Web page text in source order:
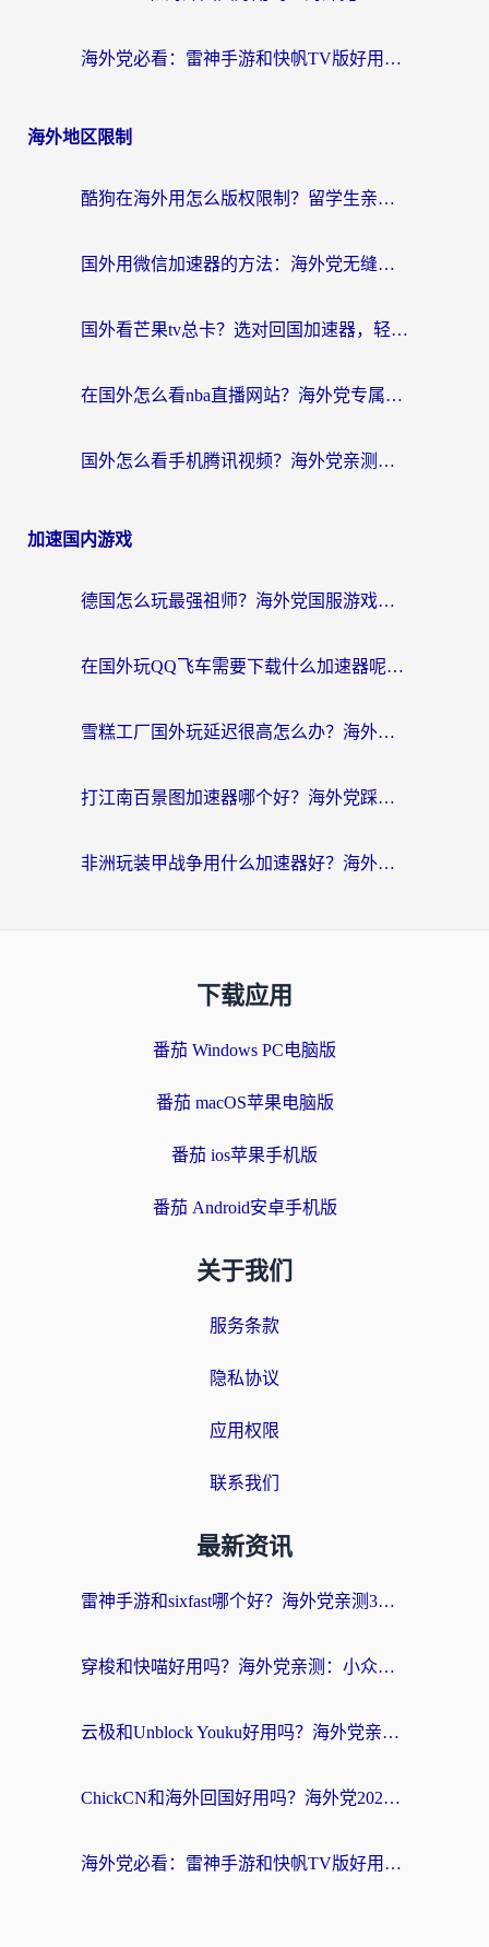
海外党必看：雷神手游和快帆TV版好用吗？3步选对回国加速器不踩坑
海外地区限制
酷狗在海外用怎么版权限制？留学生亲测：3步解决听国内音乐难题
国外用微信加速器的方法：海外党无缝连接国内生活的实用指南
国外看芒果tv总卡？选对回国加速器，轻松追《浪姐》不费劲
在国外怎么看nba直播网站？海外党专属体育观赛指南，告别地区限制！
国外怎么看手机腾讯视频？海外党亲测有效的追剧加速器选择指南
加速国内游戏
德国怎么玩最强祖师？海外党国服游戏加速器选择全攻略（附宝可梦Online实测）
在国外玩QQ飞车需要下载什么加速器呢？海外党亲测有效的国服游戏加速指南
雪糕工厂国外玩延迟很高怎么办？海外玩家国服游戏加速终极攻略（附实测推荐）
打江南百景图加速器哪个好？海外党踩坑N次后，终于找到不卡的秘诀
非洲玩装甲战争用什么加速器好？海外党亲测有效的国服游戏加速方案
下载应用
番茄 Windows PC电脑版
番茄 macOS苹果电脑版
番茄 ios苹果手机版
番茄 Android安卓手机版
关于我们
服务条款
隐私协议
应用权限
联系我们
最新资讯
雷神手游和sixfast哪个好？海外党亲测3款回国加速器，教你选对不踩坑
穿梭和快喵好用吗？海外党亲测：小众加速器对比+番茄加速器深度体验
云极和Unblock Youku好用吗？海外党亲测+2026回国加速器避坑指南
ChickCN和海外回国好用吗？海外党2026亲测：从手游到影音，选对加速器的3个关键
海外党必看：雷神手游和快帆TV版好用吗？3步选对回国加速器不踩坑